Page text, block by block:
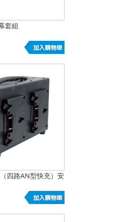
套組
四路AN型快充）安